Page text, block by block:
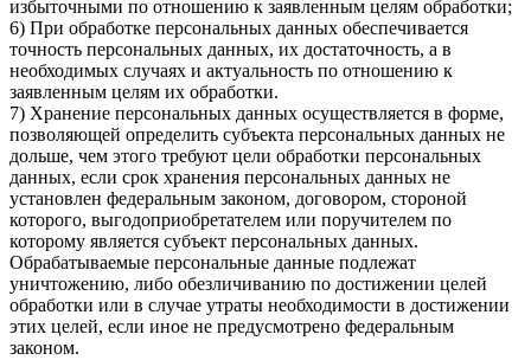
избыточными по отношению к заявленным целям обработки;
6) При обработке персональных данных обеспечивается
точность персональных данных, их достаточность, а в
необходимых случаях и актуальность по отношению к
заявленным целям их обработки.
7) Хранение персональных данных осуществляется в форме,
позволяющей определить субъекта персональных данных не
дольше, чем этого требуют цели обработки персональных
данных, если срок хранения персональных данных не
установлен федеральным законом, договором, стороной
которого, выгодоприобретателем или поручителем по
которому является субъект персональных данных.
Обрабатываемые персональные данные подлежат
уничтожению, либо обезличиванию по достижении целей
обработки или в случае утраты необходимости в достижении
этих целей, если иное не предусмотрено федеральным
законом.